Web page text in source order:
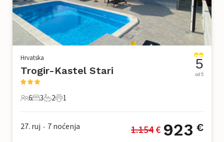
Hrvatska
Trogir-Kastel Stari
6 Gosti
6
3 Spavaće sobe
3
2 Kupaonice
2
1 Kućni ljubimac
1
5
od 5
27. ruj • 7 noćenja 1.154 € 923 €